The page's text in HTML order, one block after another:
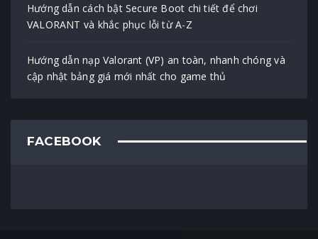
Hướng dẫn cách bật Secure Boot chi tiết để chơi
VALORANT và khắc phục lỗi từ A-Z
Hướng dẫn nạp Valorant (VP) an toàn, nhanh chóng và
cập nhật bảng giá mới nhất cho game thủ
FACEBOOK